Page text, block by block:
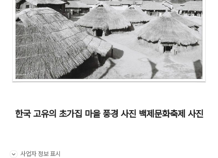
한국 고유의 초가집 마을 풍경 사진 백제문화축제 사진
사업자 정보 표시